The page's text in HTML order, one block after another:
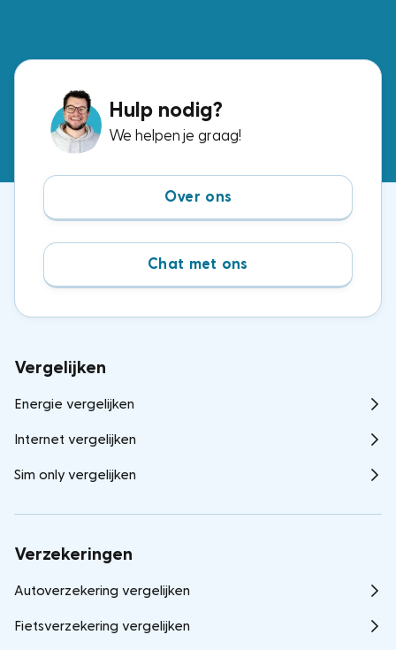
Hulp nodig?
We helpen je graag!
Over ons
Chat met ons
Vergelijken
Energie vergelijken
Internet vergelijken
Sim only vergelijken
Verzekeringen
Autoverzekering vergelijken
Fietsverzekering vergelijken